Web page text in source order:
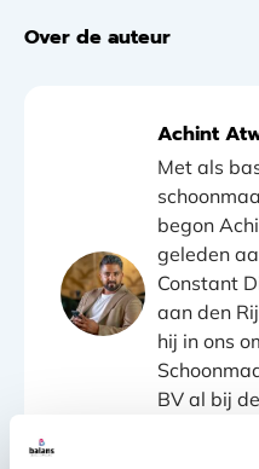
Over de auteur
Achint
Met als
begon
geleden
Constant
aan den
hij in ons
BV al bij